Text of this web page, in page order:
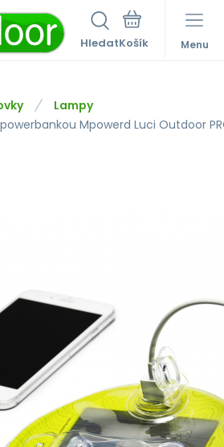
Hledat Menu
Lampy
Mpowerd Luci Outdoor